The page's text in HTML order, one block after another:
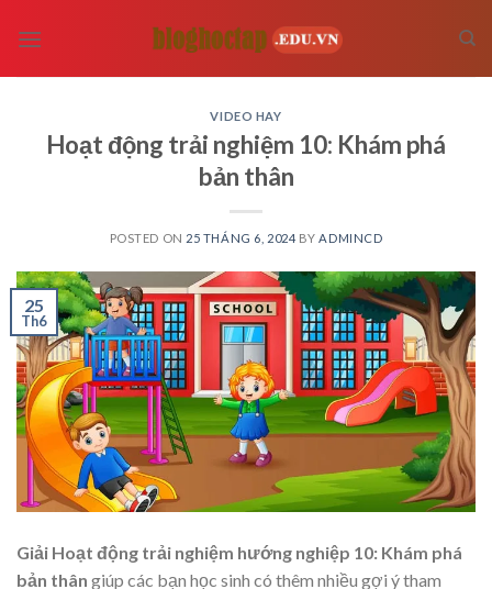
VIDEO HAY
Hoạt động trải nghiệm 10: Khám phá
bản thân
POSTED ON 25 THÁNG 6, 2024 BY ADMINCD
25
Th6
Giải Hoạt động trải nghiệm hướng nghiệp 10: Khám phá
bản thân giúp các bạn học sinh có thêm nhiều gợi ý tham